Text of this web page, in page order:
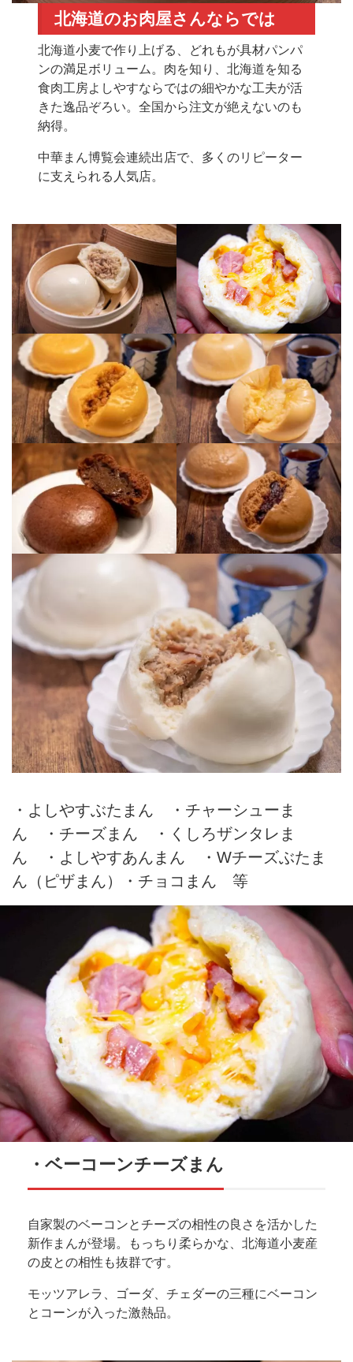
北海道のお肉屋さんならでは
北海道小麦で作り上げる、どれもが具材パンパ
ンの満足ボリューム。肉を知り、北海道を知る
食肉工房よしやすならではの細やかな工夫が活
きた逸品ぞろい。全国から注文が絶えないのも
納得。
中華まん博覧会連続出店で、多くのリピーター
に支えられる人気店。
・よしやすぶたまん ・チャーシューま
ん ・チーズまん ・くしろザンタレま
ん ・よしやすあんまん ・Wチーズぶたま
ん（ピザまん）・チョコまん 等
・ベーコーンチーズまん
自家製のベーコンとチーズの相性の良さを活かした
新作まんが登場。もっちり柔らかな、北海道小麦産
の皮との相性も抜群です。
モッツアレラ、ゴーダ、チェダーの三種にベーコン
とコーンが入った激熱品。